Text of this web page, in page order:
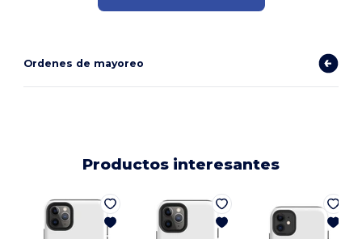
Ordenes de mayoreo
Productos interesantes